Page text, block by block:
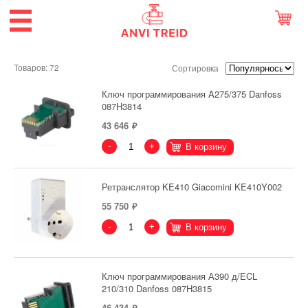
Товаров: 72 Сортировка
Ключ программирования A275/375 Danfoss
087H3814
43 646
- + В корзину
Ретранслятор KE410 Giacomini KE410Y002
55 750
- + В корзину
Ключ программирования А390 д/ECL
210/310 Danfoss 087H3815